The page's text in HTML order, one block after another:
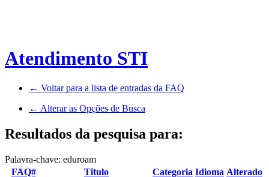
Atendimento STI
← Voltar para a lista de entradas da FAQ
← Alterar as Opções de Busca
Resultados da pesquisa para:
Palavra-chave: eduroam
FAQ#
Titulo Categoria Idioma Alterado